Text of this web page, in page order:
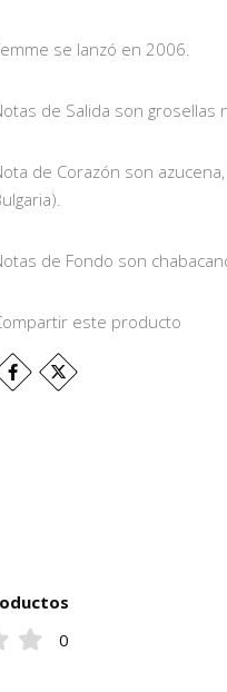
se lanzó en 2006.
de Salida son grosellas
de Corazón son
de Fondo son
este producto
0